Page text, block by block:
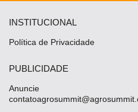
INSTITUCIONAL
Política de Privacidade
PUBLICIDADE
Anuncie